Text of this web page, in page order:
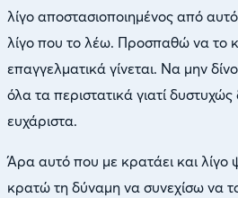
λίγο αποστασιοποιημένος από
λίγο που το λέω. Προσπαθώ να το
επαγγελματικά γίνεται. Να μην
όλα τα περιστατικά γιατί δυστυχώς
ευχάριστα.
Άρα αυτό που με κρατάει και λίγο
κρατώ τη δύναμη να συνεχίσω να